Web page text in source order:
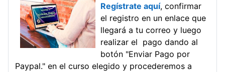
Regístrate aquí, confirmar
el registro en un enlace que
llegará a tu correo y luego
realizar el pago dando al
botón "Enviar Pago por
Paypal." en el curso elegido y procederemos a